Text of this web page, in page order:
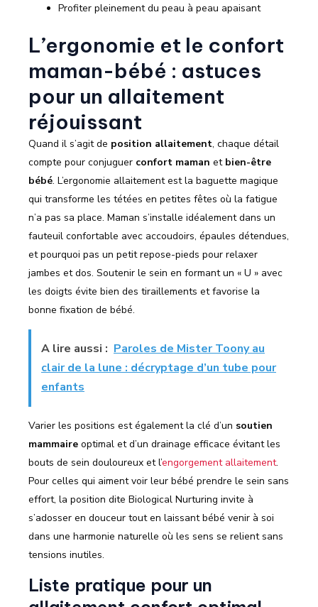
Profiter pleinement du peau à peau apaisant
L’ergonomie et le confort
maman-bébé : astuces
pour un allaitement
réjouissant
Quand il s’agit de position allaitement, chaque détail
compte pour conjuguer confort maman et bien-être
bébé. L’ergonomie allaitement est la baguette magique
qui transforme les tétées en petites fêtes où la fatigue
n’a pas sa place. Maman s’installe idéalement dans un
fauteuil confortable avec accoudoirs, épaules détendues,
et pourquoi pas un petit repose-pieds pour relaxer
jambes et dos. Soutenir le sein en formant un « U » avec
les doigts évite bien des tiraillements et favorise la
bonne fixation de bébé.
A lire aussi : Paroles de Mister Toony au
clair de la lune : décryptage d’un tube pour
enfants
Varier les positions est également la clé d’un soutien
mammaire optimal et d’un drainage efficace évitant les
bouts de sein douloureux et l’engorgement allaitement.
Pour celles qui aiment voir leur bébé prendre le sein sans
effort, la position dite Biological Nurturing invite à
s’adosser en douceur tout en laissant bébé venir à soi
dans une harmonie naturelle où les sens se relient sans
tensions inutiles.
Liste pratique pour un